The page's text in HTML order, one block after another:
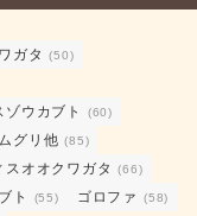
ガタ (50)
ゾウカブト (60)
グリ他 (85)
スオオクワガタ (66)
ト (55) ゴロファ (58)